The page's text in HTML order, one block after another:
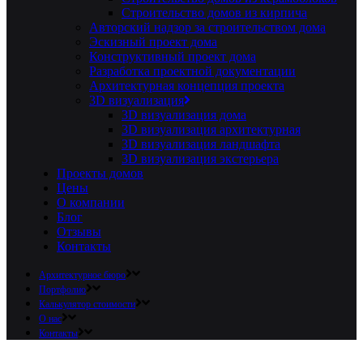
Строительство домов из кирпича
Авторский надзор за строительством дома
Эскизный проект дома
Конструктивный проект дома
Разработка проектной документации
Архитектурная концепция проекта
3D визуализация
3D визуализация дома
3D визуализация архитектурная
3D визуализация ландшафта
3D визуализация экстерьера
Проекты домов
Цены
О компании
Блог
Отзывы
Контакты
Архитектурное бюро
Портфолио
Калькулятор стоимости
О нас
Контакты